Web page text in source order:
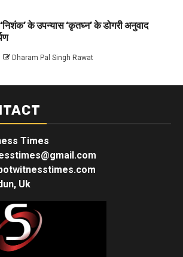
के उपन्यास ‘कृतघ्न’ के डोगरी अनुवाद
Dharam Pal Singh Rawat
Times
Uk